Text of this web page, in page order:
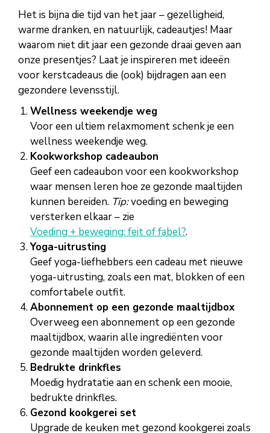
Het is bijna die tijd van het jaar – gezelligheid,
warme dranken, en natuurlijk, cadeautjes! Maar
waarom niet dit jaar een gezonde draai geven aan
onze presentjes? Laat je inspireren met ideeën
voor kerstcadeaus die (ook) bijdragen aan een
gezondere levensstijl.
Wellness weekendje weg
Voor een ultiem relaxmoment schenk je een
wellness weekendje weg.
Kookworkshop cadeaubon
Geef een cadeaubon voor een kookworkshop
waar mensen leren hoe ze gezonde maaltijden
kunnen bereiden. Tip:voeding en beweging
versterken elkaar – zie
Voeding + beweging: feit of fabel?.
Yoga-uitrusting
Geef yoga-liefhebbers een cadeau met nieuwe
yoga-uitrusting, zoals een mat, blokken of een
comfortabele outfit.
Abonnement op een gezonde maaltijdbox
Overweeg een abonnement op een gezonde
maaltijdbox, waarin alle ingrediënten voor
gezonde maaltijden worden geleverd.
Bedrukte drinkfles
Moedig hydratatie aan en schenk een mooie,
bedrukte drinkfles.
Gezond kookgerei set
Upgrade de keuken met gezond kookgerei zoals